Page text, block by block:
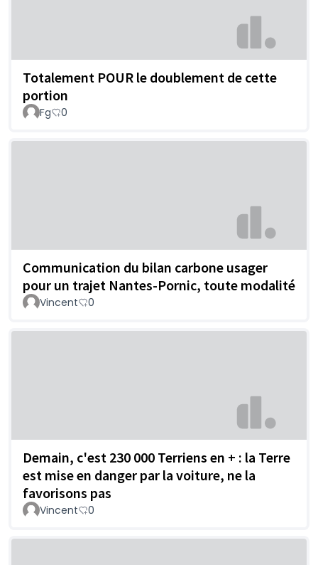
Totalement POUR le doublement de cette
portion
Fg 0
Communication du bilan carbone usager
pour un trajet Nantes-Pornic, toute modalité
Vincent 0
Demain, c'est 230 000 Terriens en + : la Terre
est mise en danger par la voiture, ne la
favorisons pas
Vincent 0